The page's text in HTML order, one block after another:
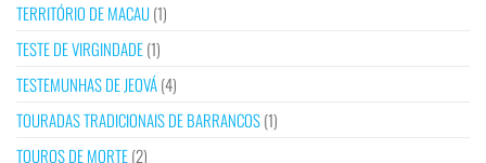
TERRITÓRIO DE MACAU(1)
TESTE DE VIRGINDADE(1)
TESTEMUNHAS DE JEOVÁ(4)
TOURADAS TRADICIONAIS DE BARRANCOS(1)
TOUROS DE MORTE(2)